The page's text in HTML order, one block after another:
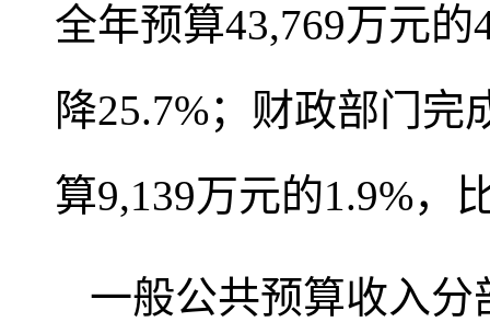
全年预算43,769万元
降25.7%；财政部门
算9,139万元的1.9%，
一般公共预算收入